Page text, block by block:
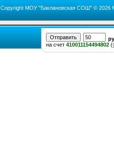
Copyright МОУ "Баклановская СОШ" © 2026
на счет 410011154494802 (